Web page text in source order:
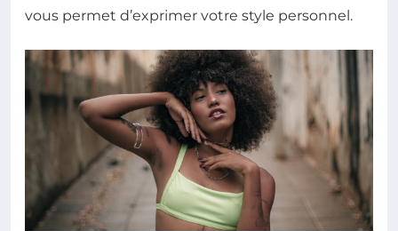
vous permet d’exprimer votre style personnel.